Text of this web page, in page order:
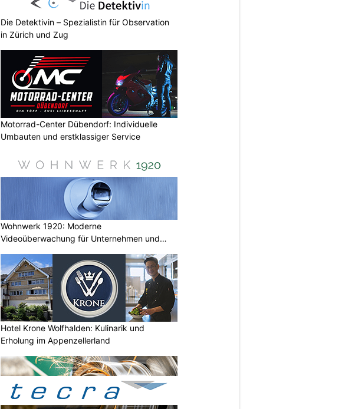
Die Detektivin – Spezialistin für Observation
in Zürich und Zug
Motorrad-Center Dübendorf: Individuelle
Umbauten und erstklassiger Service
Wohnwerk 1920: Moderne
Videoüberwachung für Unternehmen und
Hotel Krone Wolfhalden: Kulinarik und
Erholung im Appenzellerland